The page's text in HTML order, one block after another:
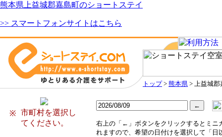
熊本県上益城郡嘉島町のショートステイ
>> スマートフォンサイトはこちら
トップ> 熊本県 > 上益城郡
※
市町村を選択し
てください。
右上の「←」ボタンをクリックするとミニ
れますので、希望の日付けを選択して「日